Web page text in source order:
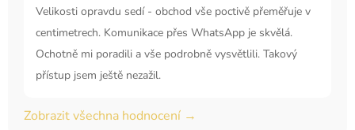
Velikosti opravdu sedí - obchod vše poctivě přeměřuje v
centimetrech. Komunikace přes WhatsApp je skvělá.
Ochotně mi poradili a vše podrobně vysvětlili. Takový
přístup jsem ještě nezažil.
Zobrazit všechna hodnocení →